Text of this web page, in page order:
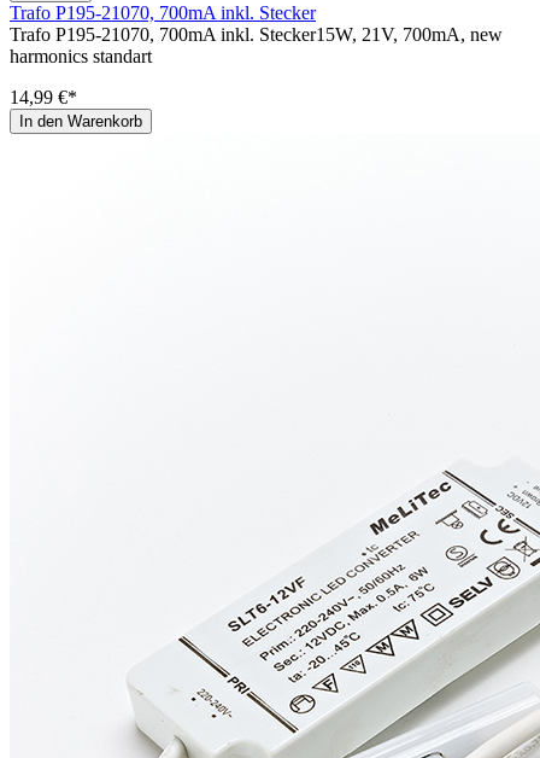
Trafo P195-21070, 700mA inkl. Stecker
Trafo P195-21070, 700mA inkl. Stecker15W, 21V, 700mA, new
harmonics standart
14,99 €*
In den Warenkorb